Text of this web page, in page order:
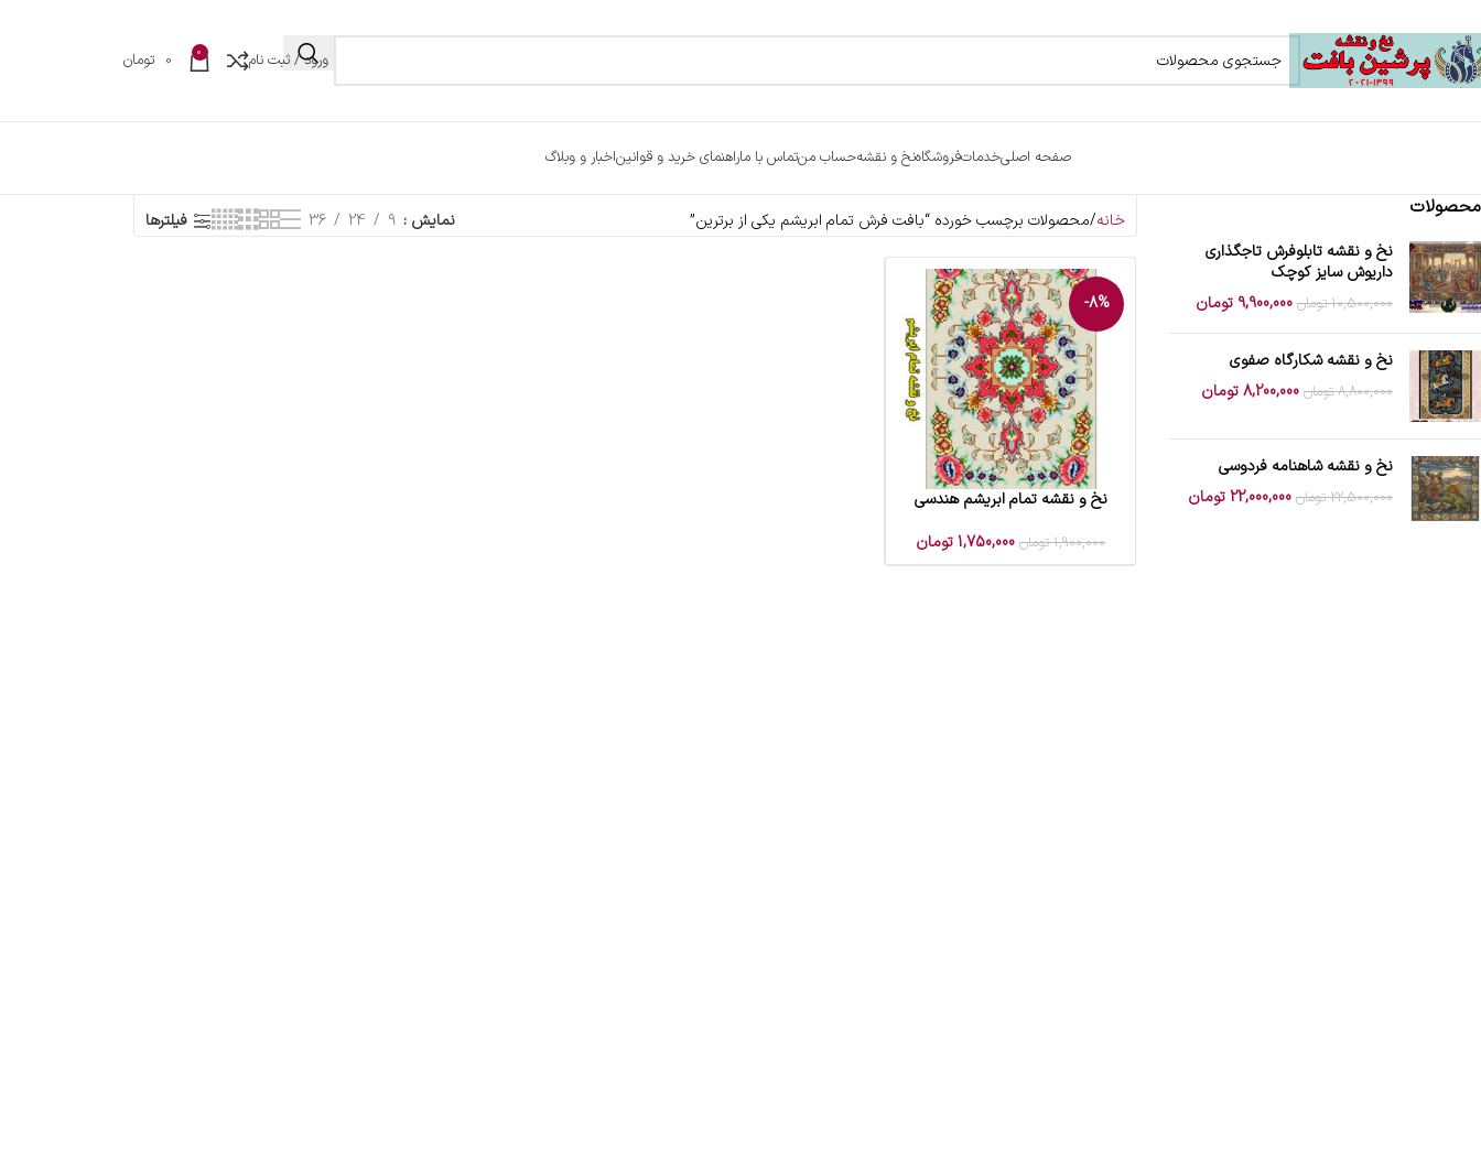
ورود / ثبت نام 0
0 تومان
صفحه اصلیخدماتفروشگاهنخ و نقشهحساب منتماس با ماراهنمای خرید و قوانیناخبار و وبلاگ
محصولات
نخ و نقشه تابلوفرش تاجگذاری
داریوش سایز کوچک
10,500,000 تومان 9,900,000 تومان
نخ و نقشه شکارگاه صفوی
8,800,000 تومان 8,200,000تومان
نخ و نقشه شاهنامه فردوسی
22,500,000 تومان 22,000,000تومان
خانه محصولات برچسب خورده “بافت فرش تمام ابریشم یکی از برترین” نمایش 9
24
36 فیلترها
-8%
افزودن به سبد خرید
نخ و نقشه تمام ابریشم هندسی
1,900,000 تومان 1,750,000تومان